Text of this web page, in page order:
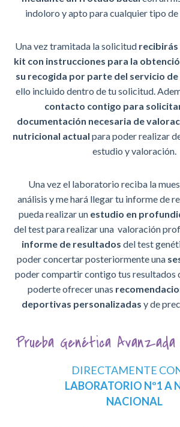
indoloro y apto para cualquier tipo de
Una vez tramitada la solicitud recibirás
kit con instrucciones para la
su recogida por parte del servicio
ello incluido dentro de tu solicitud.
contacto contigo para
documentación necesaria de
nutricional actual para poder realizar
estudio y valoración.
Una vez el laboratorio reciba la
análisis y me hará llegar tu informe de
pueda realizar un estudio en
del test para realizar una valoración
informe de resultados del test
poder concertar posteriormente una
poder compartir contigo tus resultados
poderte ofrecer unas
deportivas personalizadas y de
Prueba Genética
DIRECTAMENTE
LABORATORIO Nº1 A
NACIONAL